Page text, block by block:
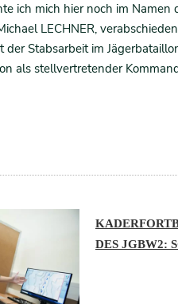
ich mich hier noch im Namen
LECHNER,
Stabsarbeit im
als stellvertretender
DES JGBW2: